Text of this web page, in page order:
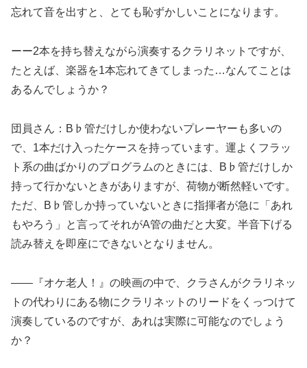
忘れて音を出すと、とても恥ずかしいことになります。
ーー2本を持ち替えながら演奏するクラリネットですが、
たとえば、楽器を1本忘れてきてしまった…なんてことは
あるんでしょうか？
団員さん：B♭管だけしか使わないプレーヤーも多いの
で、1本だけ入ったケースを持っています。運よくフラッ
ト系の曲ばかりのプログラムのときには、B♭管だけしか
持って行かないときがありますが、荷物が断然軽いです。
ただ、B♭管しか持っていないときに指揮者が急に「あれ
もやろう」と言ってそれがA管の曲だと大変。半音下げる
読み替えを即座にできないとなりません。
——『オケ老人！』の映画の中で、クラさんがクラリネッ
トの代わりにある物にクラリネットのリードをくっつけて
演奏しているのですが、あれは実際に可能なのでしょう
か？